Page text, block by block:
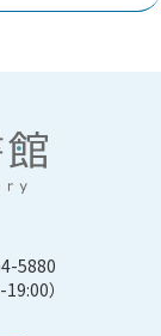
5880
）